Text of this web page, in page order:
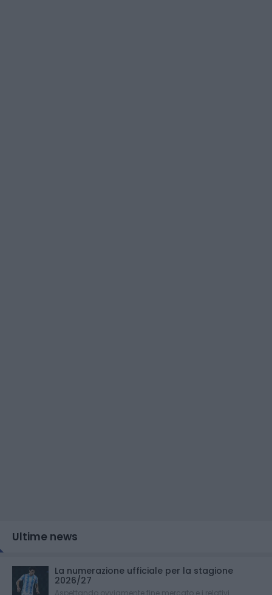
Ultime news
La numerazione ufficiale per la stagione
2026/27
Aspettando ovviamente fine mercato e i relativi